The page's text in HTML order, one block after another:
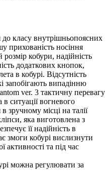
до класу внутрішньопоясних
прихованість носіння
кобури, надійність
додаткових кнопок,
в кобурі. Відсутність
запобігають випадінню
ver. 3 тактичну перевагу
ситуації вогневого
зручному місці на талії
яка виготовлена з
її надійність в
змоги кобурі вислизнути
активності та під час
можна регулювати за